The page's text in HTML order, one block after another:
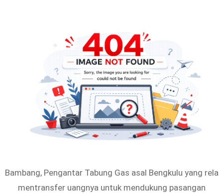
Bambang, Pengantar Tabung Gas asal Bengkulu yang rela
mentransfer uangnya untuk mendukung pasangan